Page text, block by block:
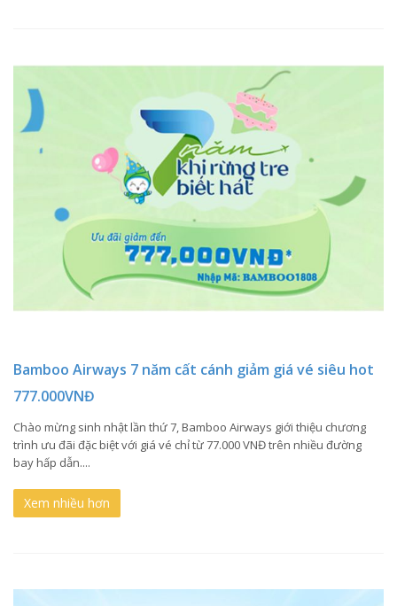
Bamboo Airways 7 năm cất cánh giảm giá vé siêu hot
777.000VNĐ
Chào mừng sinh nhật lần thứ 7, Bamboo Airways giới thiệu chương
trình ưu đãi đặc biệt với giá vé chỉ từ 77.000 VNĐ trên nhiều đường
bay hấp dẫn....
Xem nhiều hơn